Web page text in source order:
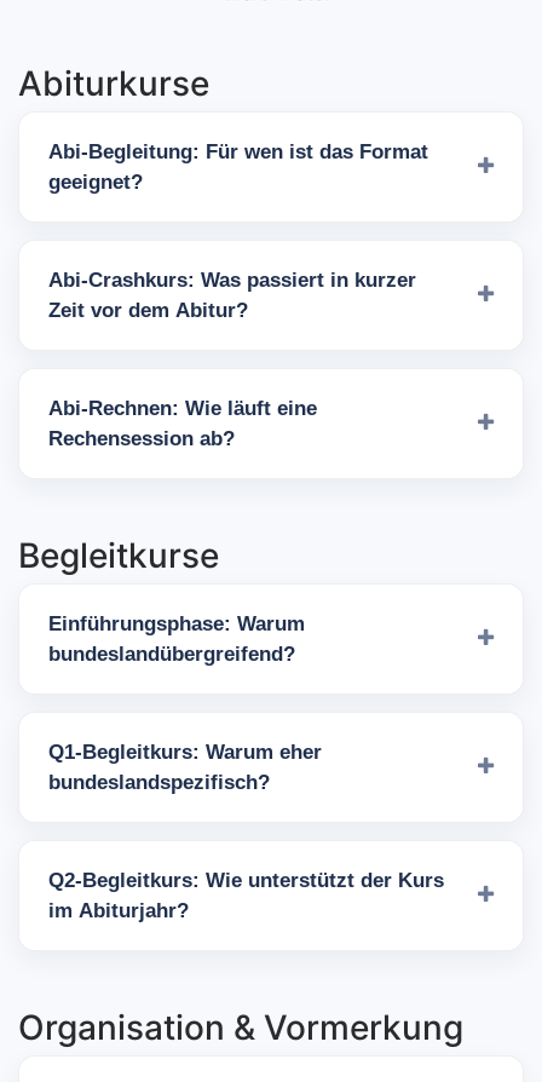
Abiturkurse
Abi-Begleitung: Für wen ist das Format
geeignet?
Abi-Crashkurs: Was passiert in kurzer
Zeit vor dem Abitur?
Abi-Rechnen: Wie läuft eine
Rechensession ab?
Begleitkurse
Einführungsphase: Warum
bundeslandübergreifend?
Q1-Begleitkurs: Warum eher
bundeslandspezifisch?
Q2-Begleitkurs: Wie unterstützt der Kurs
im Abiturjahr?
Organisation & Vormerkung